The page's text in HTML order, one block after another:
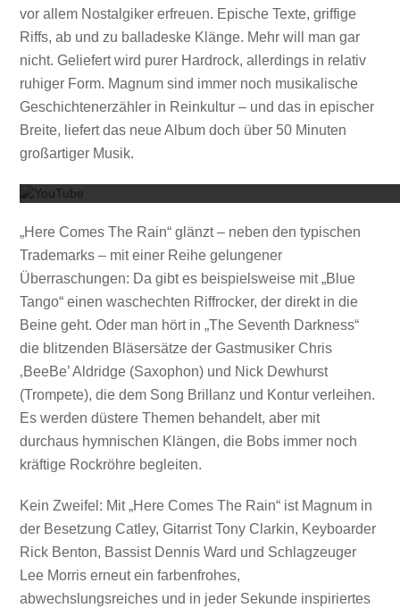
vor allem Nostalgiker erfreuen. Epische Texte, griffige
Riffs, ab und zu balladeske Klänge. Mehr will man gar
nicht. Geliefert wird purer Hardrock, allerdings in relativ
ruhiger Form. Magnum sind immer noch musikalische
Geschichtenerzähler in Reinkultur – und das in epischer
Breite, liefert das neue Album doch über 50 Minuten
großartiger Musik.
„Here Comes The Rain“ glänzt – neben den typischen
Trademarks – mit einer Reihe gelungener
Überraschungen: Da gibt es beispielsweise mit „Blue
Tango“ einen waschechten Riffrocker, der direkt in die
Beine geht. Oder man hört in „The Seventh Darkness“
die blitzenden Bläsersätze der Gastmusiker Chris
‚BeeBe’ Aldridge (Saxophon) und Nick Dewhurst
(Trompete), die dem Song Brillanz und Kontur verleihen.
Es werden düstere Themen behandelt, aber mit
durchaus hymnischen Klängen, die Bobs immer noch
kräftige Rockröhre begleiten.
Kein Zweifel: Mit „Here Comes The Rain“ ist Magnum in
der Besetzung Catley, Gitarrist Tony Clarkin, Keyboarder
Rick Benton, Bassist Dennis Ward und Schlagzeuger
Lee Morris erneut ein farbenfrohes,
abwechslungsreiches und in jeder Sekunde inspiriertes